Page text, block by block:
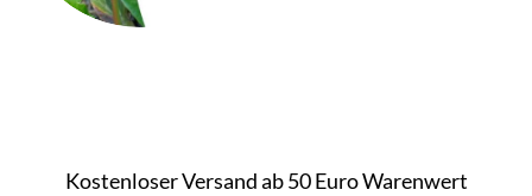
Kostenloser Versand ab 50 Euro Warenwert